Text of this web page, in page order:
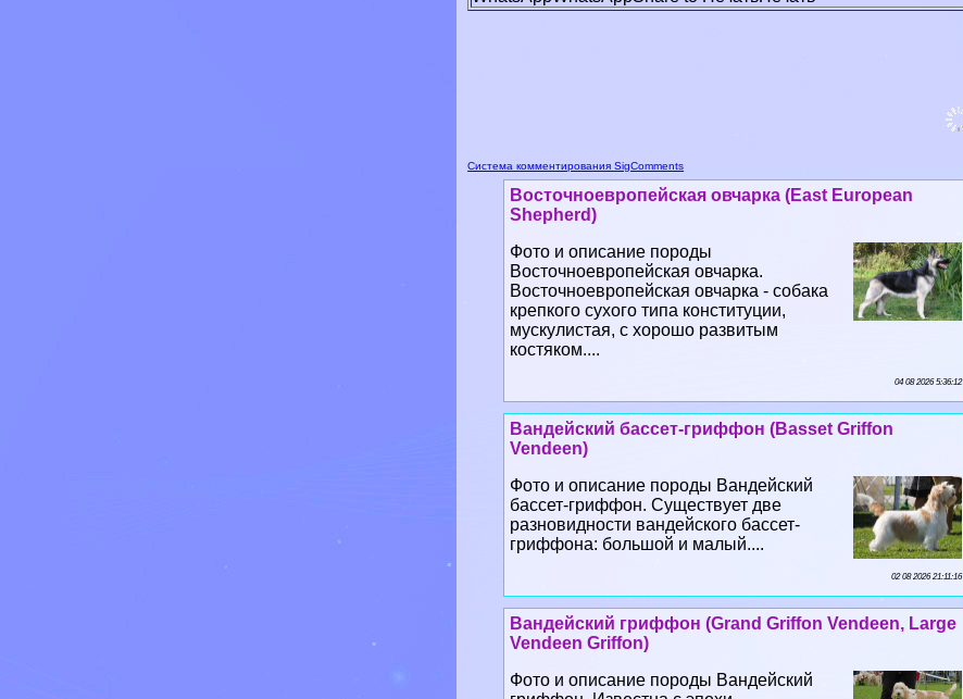
Фото и описание породы
Восточноевропейская овчарка.
Восточноевропейская овчарка - собака
крепкого сухого типа конституции,
мускулистая, с хорошо развитым
костяком....
04 08 2026 5:36:12
Вандейский бассет-гриффон (Basset Griffon
Фото и описание породы Вандейский
бассет-гриффон. Существует две
разновидности вандейского бассет-
гриффона: большой и малый....
02 08 2026 21:11:16
Вандейский гриффон (Grand Griffon Vendeen, Large
Фото и описание породы Вандейский
гриффон. Известна с эпохи
средневековья. Выведена во Франции в
Вандее, среди предков - итальянская
гончая Святого Губерта и нивернейский гриффон....